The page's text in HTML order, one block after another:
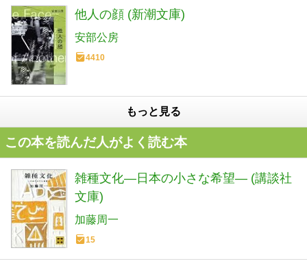
他人の顔 (新潮文庫)
安部公房
4410
もっと見る
この本を読んだ人がよく読む本
雑種文化―日本の小さな希望― (講談社
文庫)
加藤周一
15